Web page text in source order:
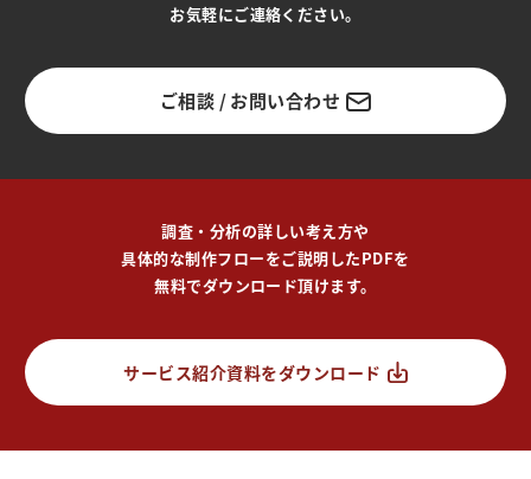
お気軽にご連絡ください。
ご相談 / お問い合わせ
調査・分析の詳しい考え方や
具体的な制作フローをご説明したPDFを
無料でダウンロード頂けます。
サービス紹介資料をダウンロード